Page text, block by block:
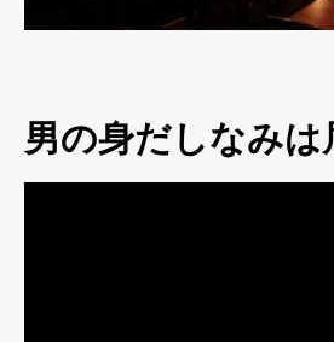
男の身だしなみは